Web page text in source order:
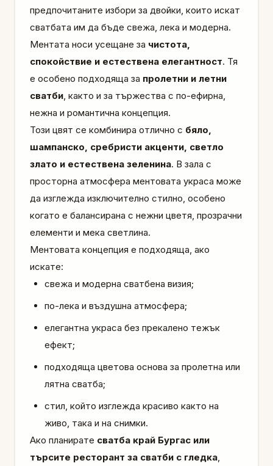
предпочитаните избори за двойки, които искат
сватбата им да бъде свежа, лека и модерна.
Ментата носи усещане за чистота,
спокойствие и естествена елегантност. Тя
е особено подходяща за пролетни и летни
сватби, както и за тържества с по-ефирна,
нежна и романтична концепция.
Този цвят се комбинира отлично с бяло,
шампанско, сребристи акценти, светло
злато и естествена зеленина. В зала с
просторна атмосфера ментовата украса може
да изглежда изключително стилно, особено
когато е балансирана с нежни цветя, прозрачни
елементи и мека светлина.
Ментовата концепция е подходяща, ако
искате:
свежа и модерна сватбена визия;
по-лека и въздушна атмосфера;
елегантна украса без прекалено тежък
ефект;
подходяща цветова основа за пролетна или
лятна сватба;
стил, който изглежда красиво както на
живо, така и на снимки.
Ако планирате сватба край Бургас или
търсите ресторант за сватби с гледка,